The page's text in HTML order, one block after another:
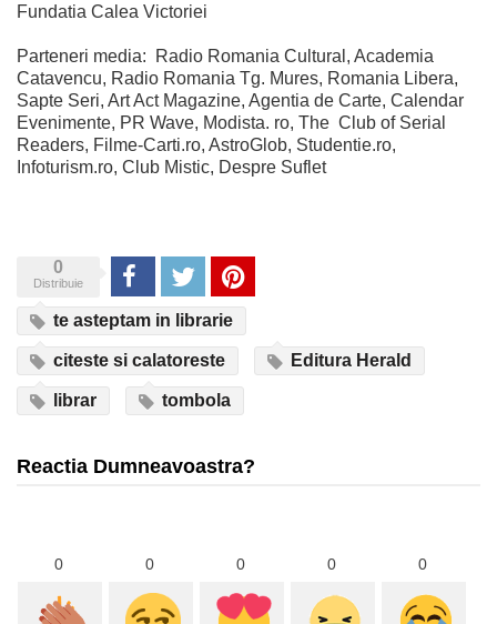
Fundatia Calea Victoriei
Parteneri media: Radio Romania Cultural, Academia
Catavencu, Radio Romania Tg. Mures, Romania Libera,
Sapte Seri, Art Act Magazine, Agentia de Carte, Calendar
Evenimente, PR Wave, Modista. ro, The Club of Serial
Readers, Filme-Carti.ro, AstroGlob, Studentie.ro,
Infoturism.ro, Club Mistic, Despre Suflet
0
Distribuie Share Tweet Pinterest
te asteptam in librarie
citeste si calatoreste Editura Herald
librar tombola
Reactia Dumneavoastra?
0 0 0 0 0